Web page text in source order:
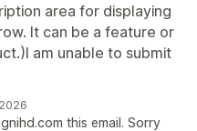
area for displaying
It can be a feature or
am unable to submit
this email. Sorry